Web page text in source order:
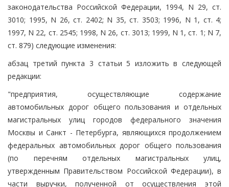
законодательства Российской Федерации, 1994, N 29, ст.
3010; 1995, N 26, ст. 2402; N 35, ст. 3503; 1996, N 1, ст. 4;
1997, N 22, ст. 2545; 1998, N 26, ст. 3013; 1999, N 1, ст. 1; N 7,
ст. 879) следующие изменения:
абзац третий пункта 3 статьи 5 изложить в следующей
редакции:
"предприятия, осуществляющие содержание
автомобильных дорог общего пользования и отдельных
магистральных улиц городов федерального значения
Москвы и Санкт - Петербурга, являющихся продолжением
федеральных автомобильных дорог общего пользования
(по перечням отдельных магистральных улиц,
утвержденным Правительством Российской Федерации), в
части выручки, полученной от осуществления этой